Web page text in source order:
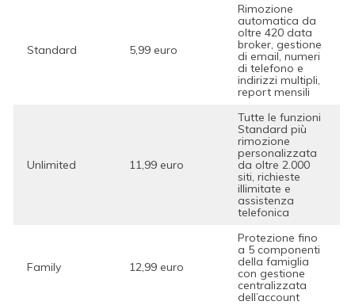
Standard 5,99 euro
Rimozione
automatica da
oltre 420 data
broker, gestione
di email, numeri
di telefono e
indirizzi multipli,
report mensili
Unlimited 11,99 euro
Tutte le funzioni
Standard più
rimozione
personalizzata
da oltre 2.000
siti, richieste
illimitate e
assistenza
telefonica
Family 12,99 euro
Protezione fino
a 5 componenti
della famiglia
con gestione
centralizzata
dell’account